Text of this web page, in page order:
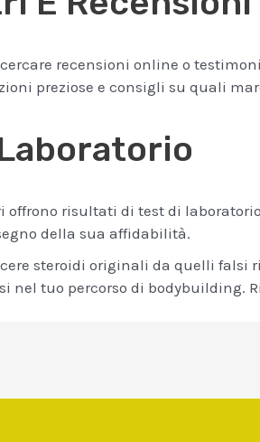
recensioni online o
preziose e consigli su quali
risultati di test di
della sua affidabilità.
steroidi originali da quelli falsi
nel tuo percorso di